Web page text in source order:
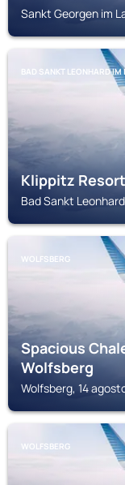
Sankt Georgen im
BAD SANKT LEONHARD IM
Klippitz Resort
Bad Sankt
WOLFSBERG
Spacious
Wolfsberg
Wolfsberg, 14
WOLFSBERG